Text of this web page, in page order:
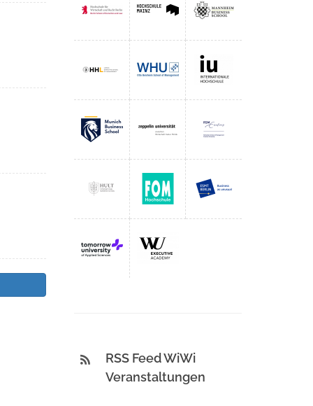
RSS Feed WiWi
Veranstaltungen